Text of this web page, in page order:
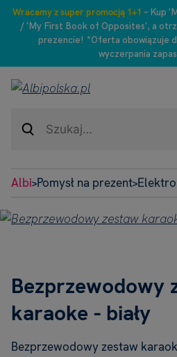
Wracamy z super promocją 1+1 – Kup
/ 'My First Book of Opposites', a
prezencie! *Oferta obowiązuje
wyczerpania
Albi>Pomysł na prezent>
Bezprzewodowy
karaoke - biały
Bezprzewodowy zestaw